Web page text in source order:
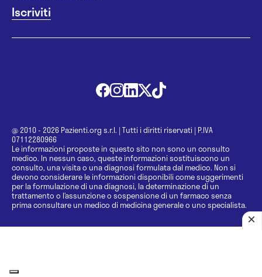
@ 2010 - 2026 Pazienti.org s.r.l. | Tutti i diritti riservati | P.IVA
07112280966
Le informazioni proposte in questo sito non sono un consulto
medico. In nessun caso, queste informazioni sostituiscono un
consulto, una visita o una diagnosi formulata dal medico. Non si
devono considerare le informazioni disponibili come suggerimenti
per la formulazione di una diagnosi, la determinazione di un
trattamento o l’assunzione o sospensione di un farmaco senza
prima consultare un medico di medicina generale o uno specialista.